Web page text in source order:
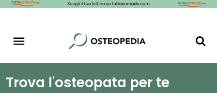
Trova l'osteopata per te